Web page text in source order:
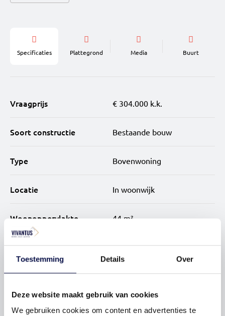
Toestemming Details Over
Deze website maakt gebruik van cookies
We gebruiken cookies om content en advertenties te
keuken en sanitair tot vloer-, wand- en plafondafwerking.
met gezamenlijke buitenruimte en gedeelde
fietsenstalling.
• instapklare appartementen met complete afwerking
inclusief keuken, sanitair, tegelwerk, verlichting en pvc-
aparte slaapkamer
hoogwaardige materialen
• gezamenlijke buitenruimte waar je makkelijk contact
maakt met buren en vrienden ontvangt
• gezamenlijke fietsenstalling voor extra gemak en
• gebouw is voorzien van lift
Specificaties Plattegrond Media Buurt
Vraagprijs € 304.000 k.k.
Soort constructie Bestaande bouw
Type Bovenwoning
Locatie In woonwijk
Woonoppervlakte 44 m²
Inhoud 132 m³
Bouwjaar 2014